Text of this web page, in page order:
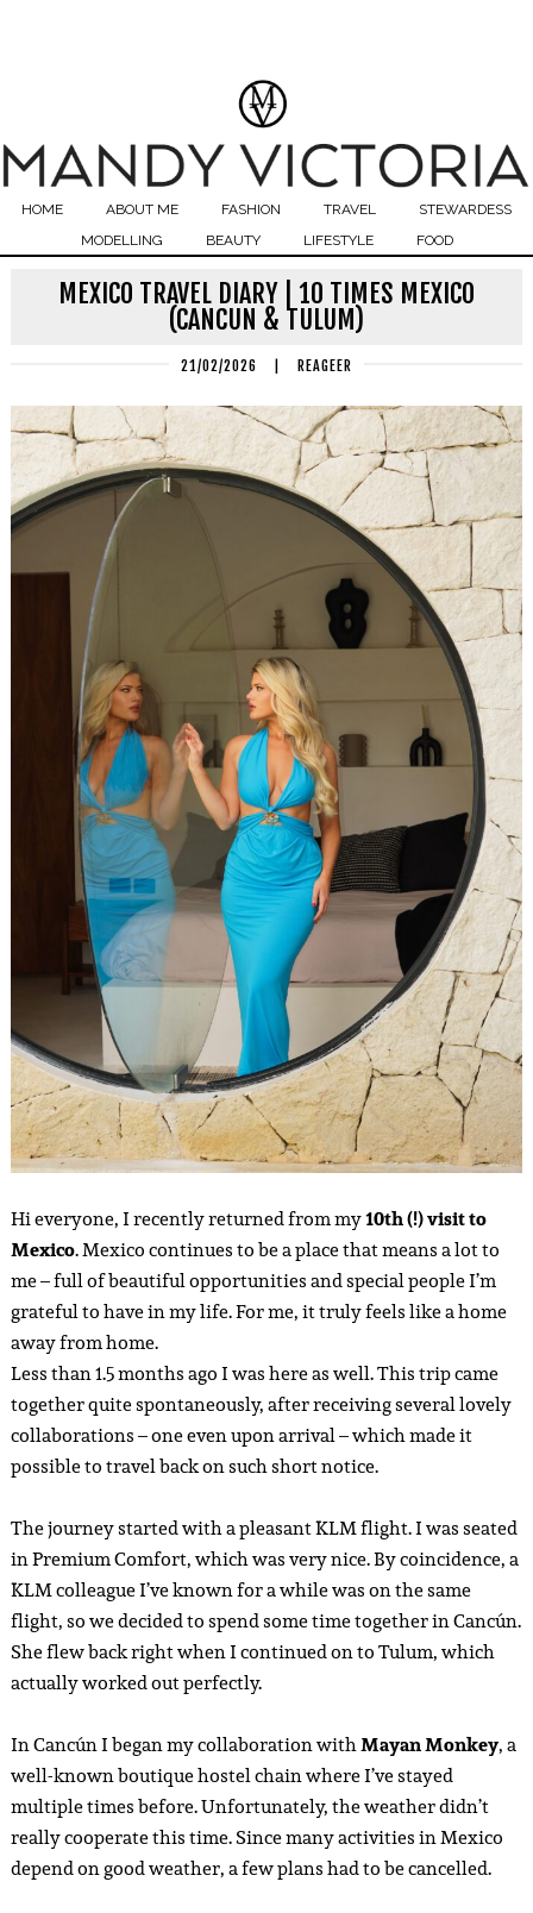
HOME ABOUT ME FASHION TRAVEL
STEWARDESS
MODELLING
BEAUTY LIFESTYLE FOOD
MEXICO TRAVEL DIARY | 10 TIMES MEXICO
(CANCUN & TULUM)
21/02/2026 REAGEER
Hi everyone, I recently returned from my10th (!) visit to
Mexico. Mexico continues to be a place that means a lot to
me – full of beautiful opportunities and special people I’m
grateful to have in my life. For me, it truly feels like a home
away from home.
Less than 1.5 months ago I was here as well. This trip came
together quite spontaneously, after receiving several lovely
collaborations – one even upon arrival – which made it
possible to travel back on such short notice.
The journey started with a pleasant KLM flight. I was seated
in Premium Comfort, which was very nice. By coincidence, a
KLM colleague I’ve known for a while was on the same
flight, so we decided to spend some time together in Cancún.
She flew back right when I continued on to Tulum, which
actually worked out perfectly.
In Cancún I began my collaboration withMayan Monkey, a
well-known boutique hostel chain where I’ve stayed
multiple times before. Unfortunately, the weather didn’t
really cooperate this time. Since many activities in Mexico
depend on good weather, a few plans had to be cancelled.